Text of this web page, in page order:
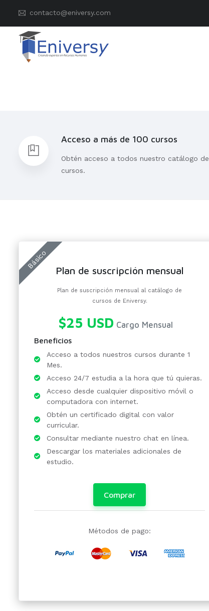
contacto@eniversy.com
Acceso a más de 100 cursos
Obtén acceso a todos nuestro catálogo de
cursos.
Básico
Plan de suscripción mensual
Plan de suscripción mensual al catálogo de
cursos de Eniversy.
$25 USD Cargo Mensual
Beneficios
Acceso a todos nuestros cursos durante 1
Mes.
Acceso 24/7 estudia a la hora que tú quieras.
Acceso desde cualquier dispositivo móvil o
computadora con internet.
Obtén un certificado digital con valor
curricular.
Consultar mediante nuestro chat en línea.
Descargar los materiales adicionales de
estudio.
Comprar
Métodos de pago: